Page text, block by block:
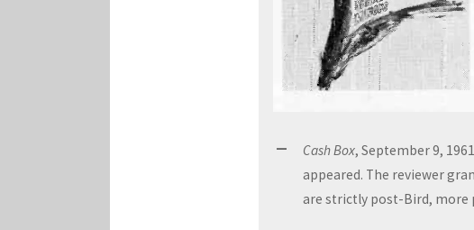
Cash Box, September 9,
appeared. The reviewer
are strictly post-Bird, more